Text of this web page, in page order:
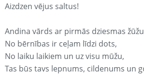
Aizdzen vējus saltus!
Andina vārds ar pirmās dziesmas
No bērnības ir ceļam līdzi dots,
No laiku laikiem un uz visu mūžu,
Tas būs tavs lepnums, cildenums un